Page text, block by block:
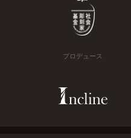
プロデュース